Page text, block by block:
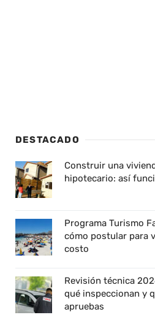
DESTACADO
Construir una
hipotecario: así
Programa Turismo
cómo postular para
costo
Revisión técnica
qué inspeccionan y
apruebas